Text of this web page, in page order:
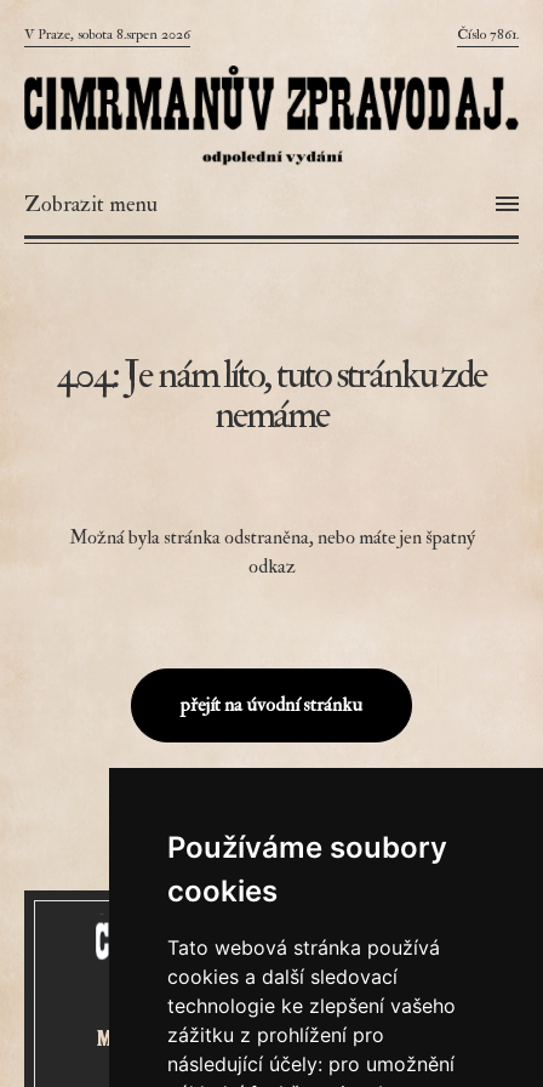
Používáme soubory
cookies
Tato webová stránka používá
cookies a další sledovací
technologie ke zlepšení vašeho
zážitku z prohlížení pro
následující účely: pro umožnění
V Praze, sobota 8.srpen 2026 Číslo 7861.
Zobrazit menu
404: Je nám líto, tuto stránku zde
nemáme
Možná byla stránka odstraněna, nebo máte jen špatný
odkaz
přejít na úvodní stránku
Mecenášem Cimrmanova Zpravodaje
je společnost